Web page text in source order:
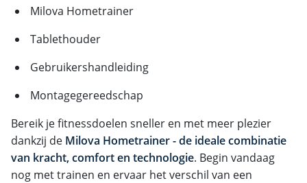
Milova Hometrainer
Tablethouder
Gebruikershandleiding
Montagegereedschap
Bereik je fitnessdoelen sneller en met meer plezier
dankzij de Milova Hometrainer - de ideale combinatie
van kracht, comfort en technologie. Begin vandaag
nog met trainen en ervaar het verschil van een